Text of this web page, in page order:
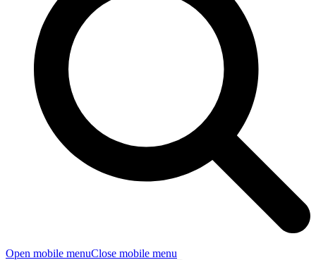
Open mobile menuClose mobile menu